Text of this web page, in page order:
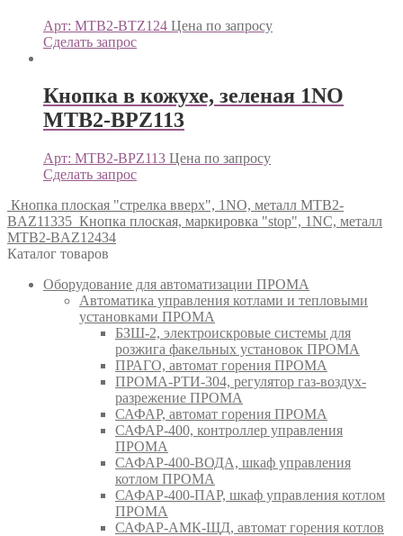
Арт: MTB2-BTZ124 Цена по запросу
Сделать запрос
Кнопка в кожухе, зеленая 1NO
MTB2-BPZ113
Арт: MTB2-BPZ113 Цена по запросу
Сделать запрос
Кнопка плоская "стрелка вверх", 1NO, металл MTB2-
BAZ11335 Кнопка плоская, маркировка "stop", 1NC, металл
MTB2-BAZ12434
Каталог товаров
Оборудование для автоматизации ПРОМА
Автоматика управления котлами и тепловыми
установками ПРОМА
БЗШ-2, электроискровые системы для
розжига факельных установок ПРОМА
ПРАГО, автомат горения ПРОМА
ПРОМА-РТИ-304, регулятор газ-воздух-
разрежение ПРОМА
САФАР, автомат горения ПРОМА
САФАР-400, контроллер управления
ПРОМА
САФАР-400-ВОДА, шкаф управления
котлом ПРОМА
САФАР-400-ПАР, шкаф управления котлом
ПРОМА
САФАР-АМК-ЩД, автомат горения котлов